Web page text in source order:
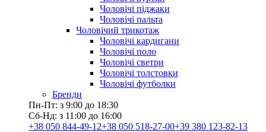
Чоловічі піджаки
Чоловічі пальта
Чоловічий трикотаж
Чоловічі кардигани
Чоловічі поло
Чоловічі светри
Чоловічі толстовки
Чоловічі футболки
Бренди
Пн-Пт: з 9:00 до 18:30
Сб-Нд: з 11:00 до 16:00
+38 050 844-49-12+38 050 518-27-00+39 380 123-82-13